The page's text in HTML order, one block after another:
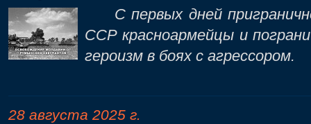
С первых дней
ССР красноармейцы и
героизм в боях с агрессором.
28 августа 2025 г.